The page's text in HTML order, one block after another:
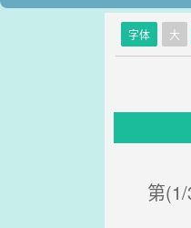
字体 大
第(1/